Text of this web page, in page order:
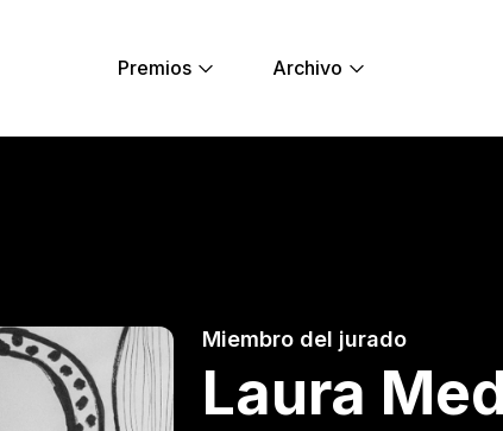
Premios
Archivo
Miembro del jurado
Laura